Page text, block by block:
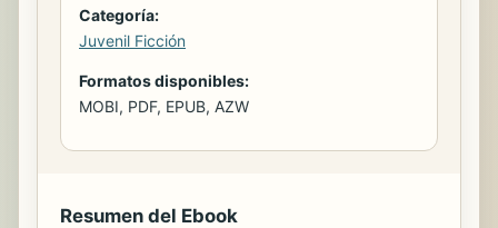
Categoría:
Juvenil Ficción
Formatos disponibles:
MOBI, PDF, EPUB, AZW
Resumen del Ebook